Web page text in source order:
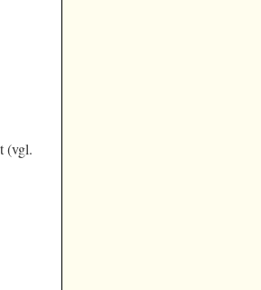
(vgl.